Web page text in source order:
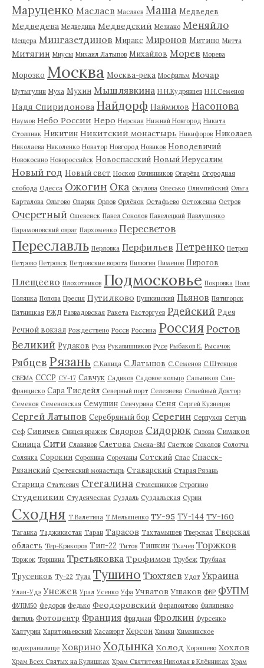
Маруценко Маслаев Масляев Маша Медведев
Медведева Медведица Медведский Мезиано Меняйло
Мещера Мингазетдинов Миракс Миронов Митино Митта
Митягин Миусы Михаил Латыпов Михайлов Морев Морева
Морозко Москва Москва-река Мосфильм Мочар
Мутыгулин Муха Мухин Мышлявкина Н.Н.Кудрявцев Н.Н.Семенов
Надя Спиридонова Найдорф Наймилов Насонова
Наумов Небо России Неро Нерская Нижний Новгород Никита
Столпник Никитин Никитский монастырь Никифоров Николаев
Николаева Николенко Новатор Новгород Новиков Новодевичий
Новокосино Новороссийск Новоспасский Новый Иерусалим
Новый год Новый свет Носков Овчинников Огарёва Огородная
слобода Одесса Ожогин Ока Окулова Олесько Олимпийский Ольга
Карталова Ольгово Опарин Орлов Орлёнок Остафьево Остоженка Остров
Очеретный Ошевенск Павел Соколов Павелецкий Павлушенко
Парамоновский овраг Пархоменко Пересветов
Переславль Перловка Перфильев Петренко Петров
Петрово Петровск Петровские ворота Пилюгин Пименов Пирогов
Плещеево Плохотников Подмосковье Покровка Поля
Полянка Попова Пресня Путилково Пушкинский Пьянов Пятигорск
Пятницкая РЖД Развадовская Ракета Расторгуев Рдейский Рдея
Речной вокзал Рождествено Росси Россина Россия Ростов
Великий Рудаков Руза Рукавишников Русе Рыбаков Е. Рысачок
Рябцев Рязань С.Капица С.Латыпов С.Семенов С.Штенцов
СВЕМА СССР СУ-17 Савчук Садиков Садовое кольцо Сальников Сан-
Франциско Сара Тисдейл Северный порт Селезнева Семейный Доктор
Семенов Семеновская Семушин Сенчурина Сеня Сергей Кузнецов
Сергей Латыпов Серебряный бор Серегин Серпухов Сетунь
Сеф Сивичев Сивцев вражек Сидоров Сидорюк Сизова Симаков
Синица Сити Славянов Слетова Смена-8М Снетков Соколов Солотча
Солянка Сорокин Сорокина Сорочаны Сотский Спас Спасск-
Рязанский Сретенский монастырь Ставарский Старая Рязань
Старица Статкевич Стегалина Столешников Строгино
Студеникин Студенческая Суздаль Суздальская Сурин
Сходня Т.Валетина Т.Мельяненко ТУ-95 ТУ-144 ТУ-160
Таганка Таджикистан Таран Тарасов Тахтамышев Тверская Тверская
область Тер-Крикоров Тип-22 Титов Тишкин Ткачев Торжков
Торжок Торшина Третьяковка Трофимов Трубеж Трубная
Трусенков Ту-22 Тула Тушино Тюхтяев Удот Украина
Улан-Удэ Унежев Урал Усенко Уфа Учватов Ушаков ФВР ФУПМ
ФУПМ50 Федоров Федько Феодоровский Ферапонтово Филипенко
Фитиль Фотоцентр Франция Фридман Фролкин Фурсенко
Халтурин Харитоньевский Хасавюрт Херсон Химки Химкинское
водохранилище Ховрино Ходынка Холод Хорошево Хохлов
Храм Всех Святых на Кулишках Храм Святителя Николая в Клённиках Храм